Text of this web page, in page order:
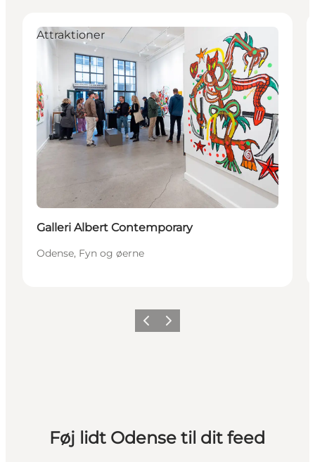
Attraktioner
Galleri Albert Contemporary
Odense, Fyn og øerne
ForrigeNæste
Føj lidt Odense til dit feed